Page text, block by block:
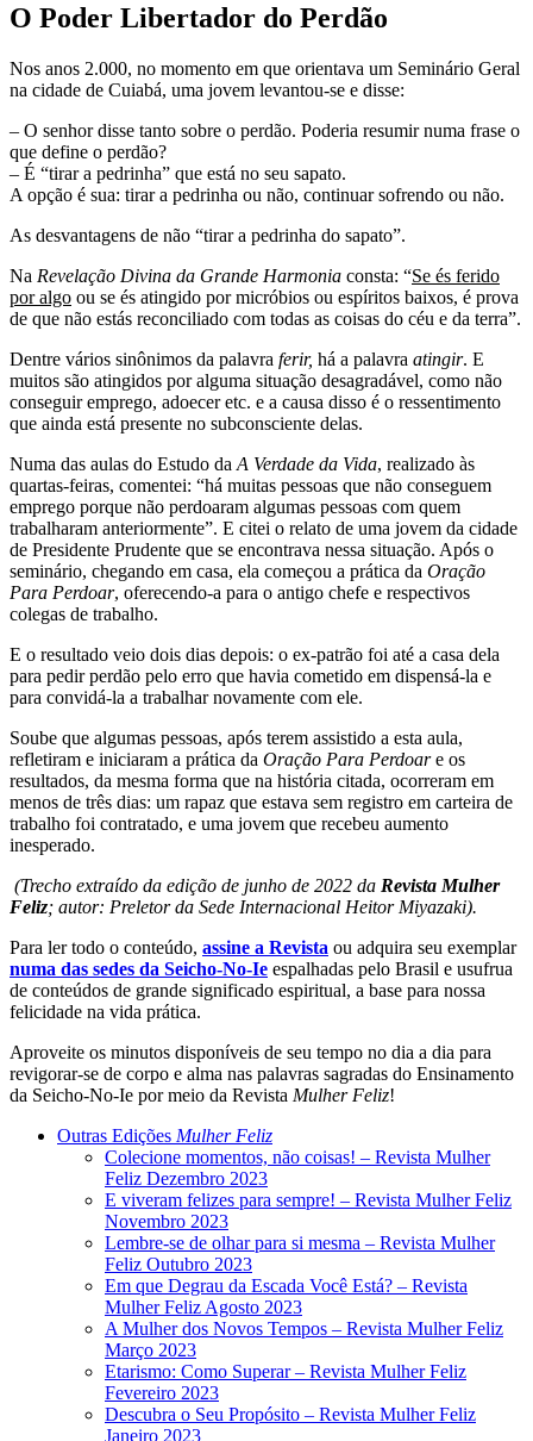
O Poder Libertador do Perdão
Nos anos 2.000, no momento em que orientava um Seminário Geral
na cidade de Cuiabá, uma jovem levantou-se e disse:
– O senhor disse tanto sobre o perdão. Poderia resumir numa frase o
que define o perdão?
– É “tirar a pedrinha” que está no seu sapato.
A opção é sua: tirar a pedrinha ou não, continuar sofrendo ou não.
As desvantagens de não “tirar a pedrinha do sapato”.
Na Revelação Divina da Grande Harmonia consta: “Se és ferido
por algo ou se és atingido por micróbios ou espíritos baixos, é prova
de que não estás reconciliado com todas as coisas do céu e da terra”.
Dentre vários sinônimos da palavra ferir, há a palavra atingir. E
muitos são atingidos por alguma situação desagradável, como não
conseguir emprego, adoecer etc. e a causa disso é o ressentimento
que ainda está presente no subconsciente delas.
Numa das aulas do Estudo da A Verdade da Vida, realizado às
quartas-feiras, comentei: “há muitas pessoas que não conseguem
emprego porque não perdoaram algumas pessoas com quem
trabalharam anteriormente”. E citei o relato de uma jovem da cidade
de Presidente Prudente que se encontrava nessa situação. Após o
seminário, chegando em casa, ela começou a prática da Oração
Para Perdoar, oferecendo-a para o antigo chefe e respectivos
colegas de trabalho.
E o resultado veio dois dias depois: o ex-patrão foi até a casa dela
para pedir perdão pelo erro que havia cometido em dispensá-la e
para convidá-la a trabalhar novamente com ele.
Soube que algumas pessoas, após terem assistido a esta aula,
refletiram e iniciaram a prática da Oração Para Perdoare os
resultados, da mesma forma que na história citada, ocorreram em
menos de três dias: um rapaz que estava sem registro em carteira de
trabalho foi contratado, e uma jovem que recebeu aumento
inesperado.
(Trecho extraído da edição de junho de 2022 da Revista Mulher
Feliz; autor: Preletor da Sede Internacional Heitor Miyazaki).
Para ler todo o conteúdo, assine a Revista ou adquira seu exemplar
numa das sedes da Seicho-No-Ie espalhadas pelo Brasil e usufrua
de conteúdos de grande significado espiritual, a base para nossa
felicidade na vida prática.
Aproveite os minutos disponíveis de seu tempo no dia a dia para
revigorar-se de corpo e alma nas palavras sagradas do Ensinamento
da Seicho-No-Ie por meio da Revista Mulher Feliz!
Outras Edições Mulher Feliz
Colecione momentos, não coisas! – Revista Mulher
Feliz Dezembro 2023
E viveram felizes para sempre! – Revista Mulher Feliz
Novembro 2023
Lembre-se de olhar para si mesma – Revista Mulher
Feliz Outubro 2023
Em que Degrau da Escada Você Está? – Revista
Mulher Feliz Agosto 2023
A Mulher dos Novos Tempos – Revista Mulher Feliz
Março 2023
Etarismo: Como Superar – Revista Mulher Feliz
Fevereiro 2023
Descubra o Seu Propósito – Revista Mulher Feliz
Janeiro 2023